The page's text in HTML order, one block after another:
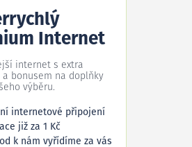
Internet
internet s extra
a bonusem na doplňky
výběru.
internetové připojení
již za 1 Kč
k nám vyřídíme za vás